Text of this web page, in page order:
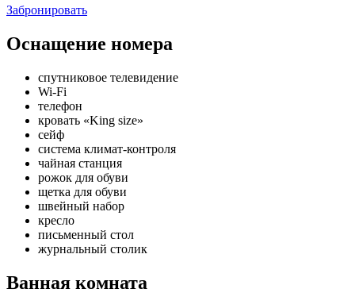
Забронировать
Оснащение номера
спутниковое телевидение
Wi-Fi
телефон
кровать «King size»
сейф
система климат-контроля
чайная станция
рожок для обуви
щетка для обуви
швейный набор
кресло
письменный стол
журнальный столик
Ванная комната